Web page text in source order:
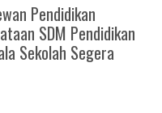
Pendidikan
SDM Pendidikan
Sekolah Segera